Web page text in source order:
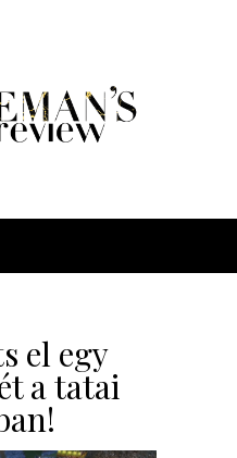
el egy
a tatai